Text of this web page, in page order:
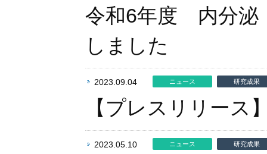
令和6年度 内分泌
しました
2023.09.04 ニュース 研究成果
【プレスリリース
2023.05.10 ニュース 研究成果